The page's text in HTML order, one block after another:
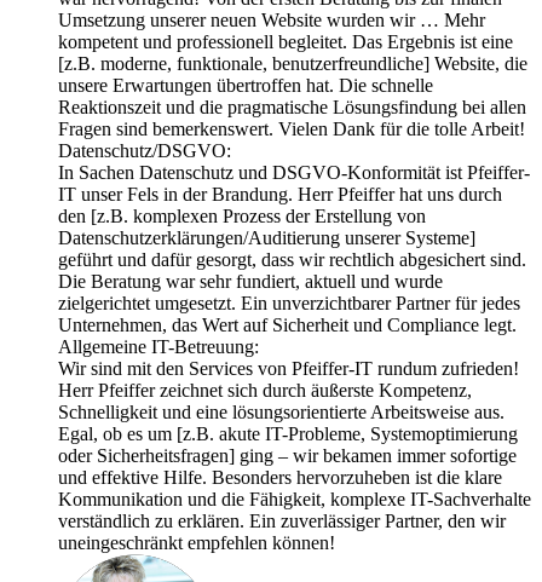
Umsetzung unserer neuen Website wurden wir … Mehr
kompetent und professionell begleitet. Das Ergebnis ist eine
[z.B. moderne, funktionale, benutzerfreundliche] Website, die
unsere Erwartungen übertroffen hat. Die schnelle
Reaktionszeit und die pragmatische Lösungsfindung bei allen
Fragen sind bemerkenswert. Vielen Dank für die tolle Arbeit!
Datenschutz/DSGVO:
In Sachen Datenschutz und DSGVO-Konformität ist Pfeiffer-
IT unser Fels in der Brandung. Herr Pfeiffer hat uns durch
den [z.B. komplexen Prozess der Erstellung von
Datenschutzerklärungen/Auditierung unserer Systeme]
geführt und dafür gesorgt, dass wir rechtlich abgesichert sind.
Die Beratung war sehr fundiert, aktuell und wurde
zielgerichtet umgesetzt. Ein unverzichtbarer Partner für jedes
Unternehmen, das Wert auf Sicherheit und Compliance legt.
Allgemeine IT-Betreuung:
Wir sind mit den Services von Pfeiffer-IT rundum zufrieden!
Herr Pfeiffer zeichnet sich durch äußerste Kompetenz,
Schnelligkeit und eine lösungsorientierte Arbeitsweise aus.
Egal, ob es um [z.B. akute IT-Probleme, Systemoptimierung
oder Sicherheitsfragen] ging – wir bekamen immer sofortige
und effektive Hilfe. Besonders hervorzuheben ist die klare
Kommunikation und die Fähigkeit, komplexe IT-Sachverhalte
verständlich zu erklären. Ein zuverlässiger Partner, den wir
uneingeschränkt empfehlen können!